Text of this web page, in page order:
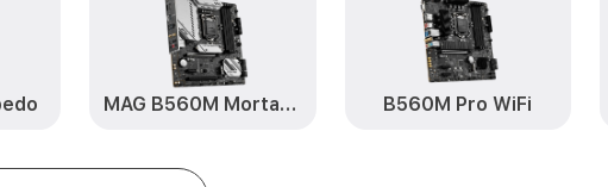
MAG B560M Mortar WiFi B560M Pro WiFi